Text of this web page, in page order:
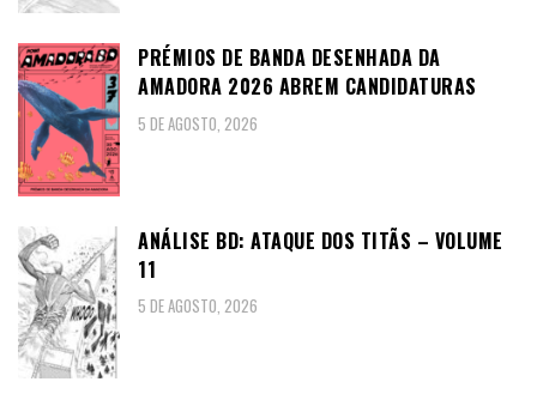
PRÉMIOS DE BANDA DESENHADA DA
AMADORA 2026 ABREM CANDIDATURAS
5 DE AGOSTO, 2026
ANÁLISE BD: ATAQUE DOS TITÃS – VOLUME
11
5 DE AGOSTO, 2026